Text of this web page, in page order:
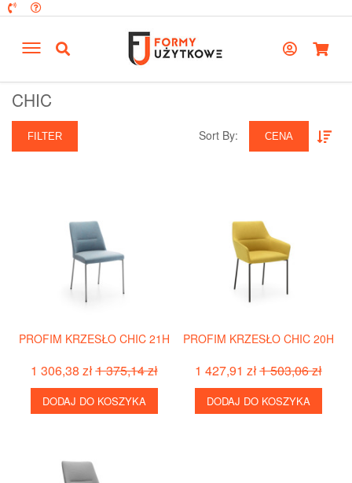
CHIC
FILTER Sort By:‎ CENA
PROFIM KRZESŁO CHIC 21H
1 306,38 zł1 375,14 zł
DODAJ DO KOSZYKA
PROFIM KRZESŁO CHIC 20H
1 427,91 zł1 503,06 zł
DODAJ DO KOSZYKA